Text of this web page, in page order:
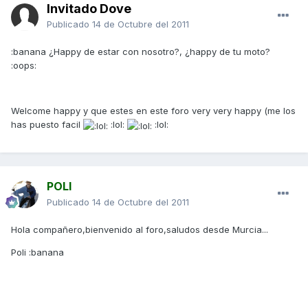
Invitado Dove
Publicado 14 de Octubre del 2011
:banana ¿Happy de estar con nosotro?, ¿happy de tu moto?
:oops:
Welcome happy y que estes en este foro very very happy (me los
has puesto facil
:lol: :lol:
POLI
Publicado 14 de Octubre del 2011
Hola compañero,bienvenido al foro,saludos desde Murcia...
Poli :banana